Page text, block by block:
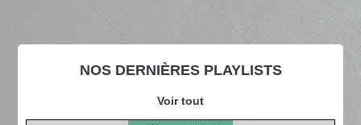
NOS DERNIÈRES PLAYLISTS
Voir tout